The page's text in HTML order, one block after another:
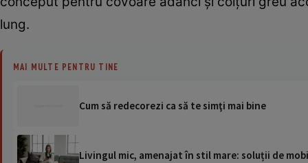
lung.
MAI MULTE PENTRU TINE
Cum să redecorezi ca să te simţi mai bine
Livingul mic, amenajat în stil mare: soluții de